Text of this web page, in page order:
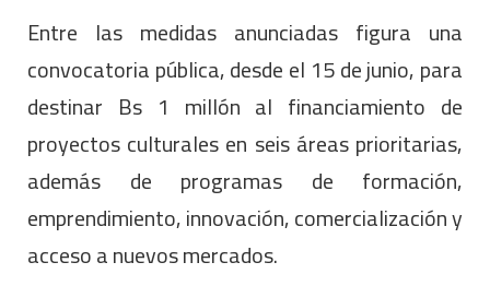
Entre las medidas anunciadas figura una
convocatoria pública, desde el 15 de junio, para
destinar Bs 1 millón al financiamiento de
proyectos culturales en seis áreas prioritarias,
además de programas de formación,
emprendimiento, innovación, comercialización y
acceso a nuevos mercados.